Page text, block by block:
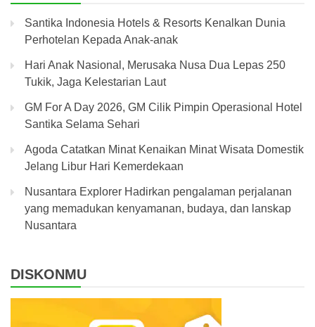
Santika Indonesia Hotels & Resorts Kenalkan Dunia
Perhotelan Kepada Anak-anak
Hari Anak Nasional, Merusaka Nusa Dua Lepas 250
Tukik, Jaga Kelestarian Laut
GM For A Day 2026, GM Cilik Pimpin Operasional Hotel
Santika Selama Sehari
Agoda Catatkan Minat Kenaikan Minat Wisata Domestik
Jelang Libur Hari Kemerdekaan
Nusantara Explorer Hadirkan pengalaman perjalanan
yang memadukan kenyamanan, budaya, dan lanskap
Nusantara
DISKONMU